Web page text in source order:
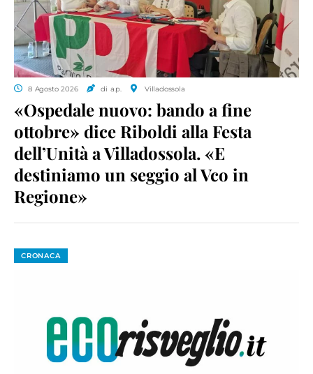
8 Agosto 2026 di a.p. Villadossola
«Ospedale nuovo: bando a fine
ottobre» dice Riboldi alla Festa
dell’Unità a Villadossola. «E
destiniamo un seggio al Vco in
Regione»
CRONACA